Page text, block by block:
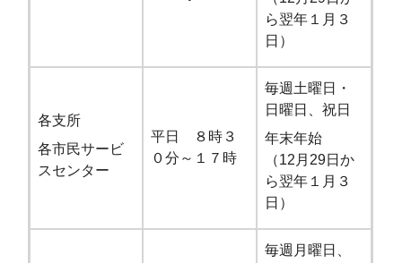
ら翌年１月３
日）
各支所
各市民サービ
スセンター
平日 ８時３
０分～１７時
毎週土曜日・
日曜日、祝日
年末年始
（12月29日か
ら翌年１月３
日）
毎週月曜日、